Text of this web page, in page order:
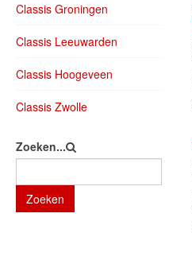
Classis Groningen
Classis Leeuwarden
Classis Hoogeveen
Classis Zwolle
Zoeken...
Zoeken